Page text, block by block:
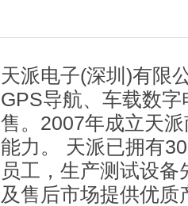
天派电子(深圳)有限
GPS导航、车载数
售。2007年成立天
能力。 天派已拥有
员工，生产测试设
及售后市场提供优